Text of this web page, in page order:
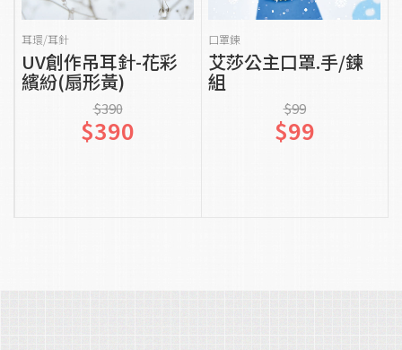
耳環/耳針
UV創作吊耳針-花彩
繽紛(扇形黃)
$390
$390
口罩鍊
艾莎公主口罩.手/鍊
組
$99
$99